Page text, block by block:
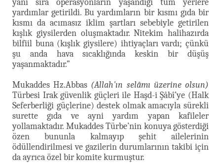
yanı sıra operasyonların yaşandığı tüm yerlere
yardımlar getirildi. Bu yardımların bir kısmı gıda bir
kısmı da acımasız iklim şartları sebebiyle getirilen
kışlık giysilerden oluşmaktadır. Nitekim halihazırda
bilfiil buna (kışlık giysilere) ihtiyaçları vardı; çünkü
şu anda hava sıcaklığında keskin bir düşüş
yaşanmaktadır.”
Mukaddes Hz.Abbas (Allah'ın selâmı üzerine olsun)
Türbesi Irak güvenlik güçleri ile Haşd-i Şâbî’ye (Halk
Seferberliği güçlerine) destek olmak amacıyla sürekli
surette gıda ve ayni yardım yapan kafileler
yollamaktadır. Mukaddes Türbe’nin konuya gösterdiği
özen bununla kalmayıp şehit ailelerinin
ödüllendirilmesi ve gazilerin durumlarının takibi için
da ayrıca özel bir komite kurmuştur.